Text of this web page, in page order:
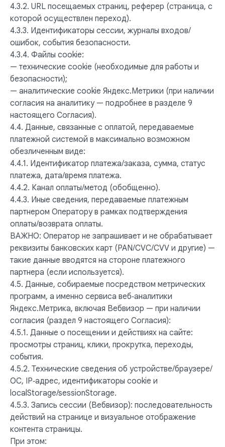
4.3.2. URL посещаемых страниц, реферер (страница, с
которой осуществлен переход).
4.3.3. Идентификаторы сессии, журналы входов/
ошибок, события безопасности.
4.3.4. Файлы cookie:
— технические cookie (необходимые для работы и
безопасности);
— аналитические cookie Яндекс.Метрики (при наличии
согласия на аналитику — подробнее в разделе 9
настоящего Согласия).
4.4. Данные, связанные с оплатой, передаваемые
платежной системой в максимально возможном
обезличенным виде:
4.4.1. Идентификатор платежа/заказа, сумма, статус
платежа, дата/время платежа.
4.4.2. Канал оплаты/метод (обобщенно).
4.4.3. Иные сведения, передаваемые платежным
партнером Оператору в рамках подтверждения
оплаты/возврата оплаты.
ВАЖНО: Оператор не запрашивает и не обрабатывает
реквизиты банковских карт (PAN/CVC/CVV и другие) —
такие данные вводятся на стороне платежного
партнера (если используется).
4.5. Данные, собираемые посредством метрических
программ, а именно сервиса веб‑аналитики
Яндекс.Метрика, включая Вебвизор — при наличии
согласия (раздел 9 настоящего Согласия):
4.5.1. Данные о посещении и действиях на сайте:
просмотры страниц, клики, прокрутка, переходы,
события.
4.5.2. Технические сведения об устройстве/браузере/
ОС, IP‑адрес, идентификаторы cookie и
localStorage/sessionStorage.
4.5.3. Запись сессии (Вебвизор): последовательность
действий на странице и визуальное отображение
контента страницы.
При этом: